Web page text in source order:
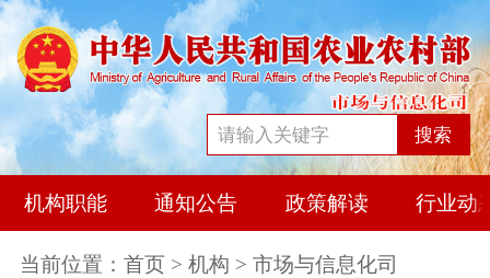
搜索
机构职能 通知公告 政策解读 行业动
当前位置： 首页 > 机构 > 市场与信息化司